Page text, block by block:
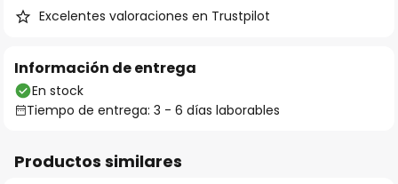
Excelentes valoraciones en Trustpilot
Información de entrega
En stock
Tiempo de entrega: 3 - 6 días laborables
Productos similares